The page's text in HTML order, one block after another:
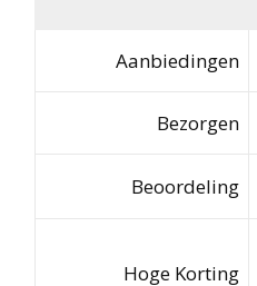
Aanbiedingen
Bezorgen
Beoordeling
Hoge Korting